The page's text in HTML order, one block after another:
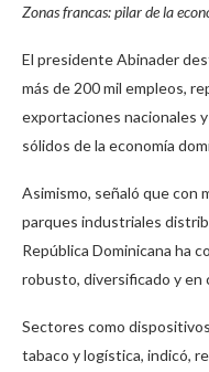
Zonas francas: pilar de la
El presidente Abinader
más de 200 mil empleos,
exportaciones nacionales
sólidos de la economía
Asimismo, señaló que con
parques industriales
República Dominicana ha
robusto, diversificado y
Sectores como
tabaco y logística, indicó,